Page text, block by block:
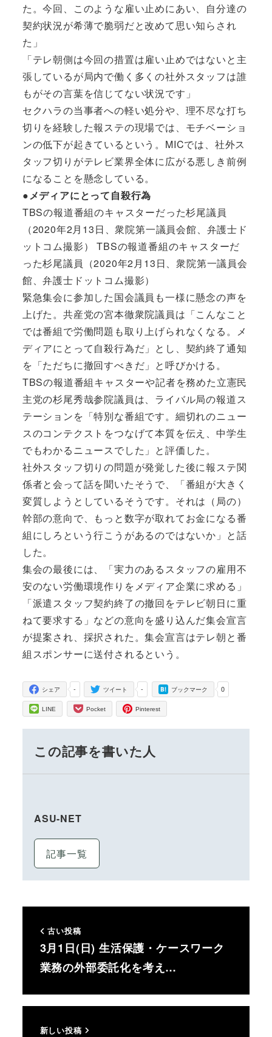
た。今回、このような雇い止めにあい、自分達の
契約状況が希薄で脆弱だと改めて思い知らされ
た」
「テレ朝側は今回の措置は雇い止めではないと主
張しているが局内で働く多くの社外スタッフは誰
もがその言葉を信じてない状況です」
セクハラの当事者への軽い処分や、理不尽な打ち
切りを経験した報ステの現場では、モチベーショ
ンの低下が起きているという。MICでは、社外ス
タッフ切りがテレビ業界全体に広がる悪しき前例
になることを懸念している。
●メディアにとって自殺行為
TBSの報道番組のキャスターだった杉尾議員
（2020年2月13日、衆院第一議員会館、弁護士ド
ットコム撮影） TBSの報道番組のキャスターだ
った杉尾議員（2020年2月13日、衆院第一議員会
館、弁護士ドットコム撮影）
緊急集会に参加した国会議員も一様に懸念の声を
上げた。共産党の宮本徹衆院議員は「こんなこと
では番組で労働問題も取り上げられなくなる。メ
ディアにとって自殺行為だ」とし、契約終了通知
を「ただちに撤回すべきだ」と呼びかける。
TBSの報道番組キャスターや記者を務めた立憲民
主党の杉尾秀哉参院議員は、ライバル局の報道ス
テーションを「特別な番組です。細切れのニュー
スのコンテクストをつなげて本質を伝え、中学生
でもわかるニュースでした」と評価した。
社外スタッフ切りの問題が発覚した後に報ステ関
係者と会って話を聞いたそうで、「番組が大きく
変質しようとしているそうです。それは（局の）
幹部の意向で、もっと数字が取れてお金になる番
組にしろという行こうがあるのではないか」と話
した。
集会の最後には、「実力のあるスタッフの雇用不
安のない労働環境作りをメディア企業に求める」
「派遣スタッフ契約終了の撤回をテレビ朝日に重
ねて要求する」などの意向を盛り込んだ集会宣言
が提案され、採択された。集会宣言はテレ朝と番
組スポンサーに送付されるという。
-
シェア -
ツイート 0
ブックマーク
LINE Pocket Pinterest
この記事を書いた人
ASU-NET
記事一覧
古い投稿
3月1日(日) 生活保護・ケースワーク
業務の外部委託化を考え…
新しい投稿